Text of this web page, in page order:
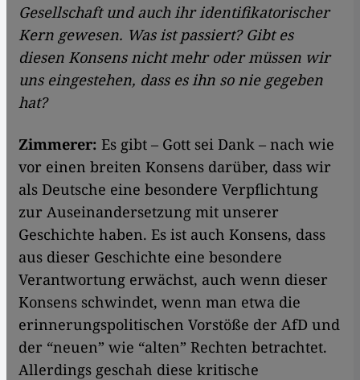
Gesellschaft und auch ihr identifikatorischer
Kern gewesen. Was ist passiert? Gibt es
diesen Konsens nicht mehr oder müssen wir
uns eingestehen, dass es ihn so nie gegeben
hat?
Zimmerer: Es gibt – Gott sei Dank – nach wie
vor einen breiten Konsens darüber, dass wir
als Deutsche eine besondere Verpflichtung
zur Auseinandersetzung mit unserer
Geschichte haben. Es ist auch Konsens, dass
aus dieser Geschichte eine besondere
Verantwortung erwächst, auch wenn dieser
Konsens schwindet, wenn man etwa die
erinnerungspolitischen Vorstöße der AfD und
der “neuen” wie “alten” Rechten betrachtet.
Allerdings geschah diese kritische